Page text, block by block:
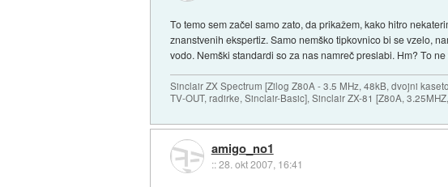
To temo sem začel samo zato, da prikažem, kako hitro
znanstvenih ekspertiz. Samo nemško tipkovnico bi se vzelo,
vodo. Nemški standardi so za nas namreč preslabi. Hm? To
Sinclair ZX Spectrum [Zilog Z80A - 3.5 MHz, 48kB, dvojni
TV-OUT, radirke, Sinclair-Basic], Sinclair ZX-81 [Z80A,
amigo_no1
::28. okt 2007, 16:41